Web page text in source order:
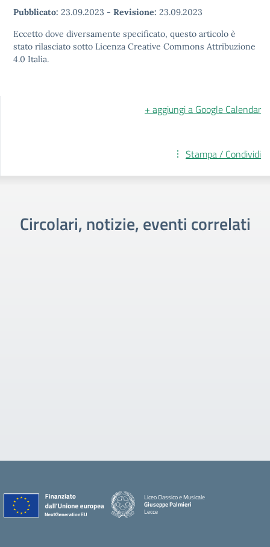
Pubblicato: 23.09.2023 - Revisione: 23.09.2023
Eccetto dove diversamente specificato, questo articolo è
stato rilasciato sotto Licenza Creative Commons Attribuzione
4.0 Italia.
+ aggiungi a Google Calendar
Stampa / Condividi
Circolari, notizie, eventi correlati
Liceo Classico e Musicale
Giuseppe Palmieri
Lecce